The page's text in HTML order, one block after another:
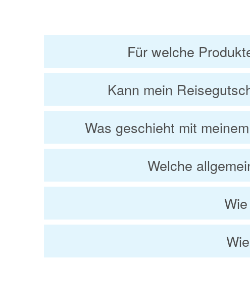
Für welche
Kann mein
Was geschieht mit
Welche